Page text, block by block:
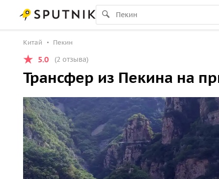
Китай Пекин
5.0 (2 отзыва)
Трансфер из Пекина на